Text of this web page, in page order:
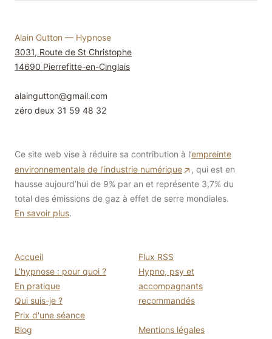
Alain Gutton — Hypnose
3031, Route de St Christophe
14690 Pierrefitte-en-Cinglais
alaingutton@gmail.com
zéro deux 31 59 48 32
Ce site web vise à réduire sa contribution à l’empreinte
environnementale de l’industrie numérique
, qui est en
hausse aujourd’hui de 9% par an et représente 3,7% du
total des émissions de gaz à effet de serre mondiales.
En savoir plus.
Accueil
L’hypnose : pour quoi ?
En pratique
Qui suis-je ?
Prix d'une séance
Blog
Flux RSS
Hypno, psy et
accompagnants
recommandés
Mentions légales